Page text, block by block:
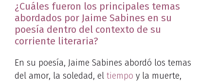
¿Cuáles fueron los principales temas
abordados por Jaime Sabines en su
poesía dentro del contexto de su
corriente literaria?
En su poesía, Jaime Sabines abordó los temas
del amor, la soledad, el tiempo y la muerte,